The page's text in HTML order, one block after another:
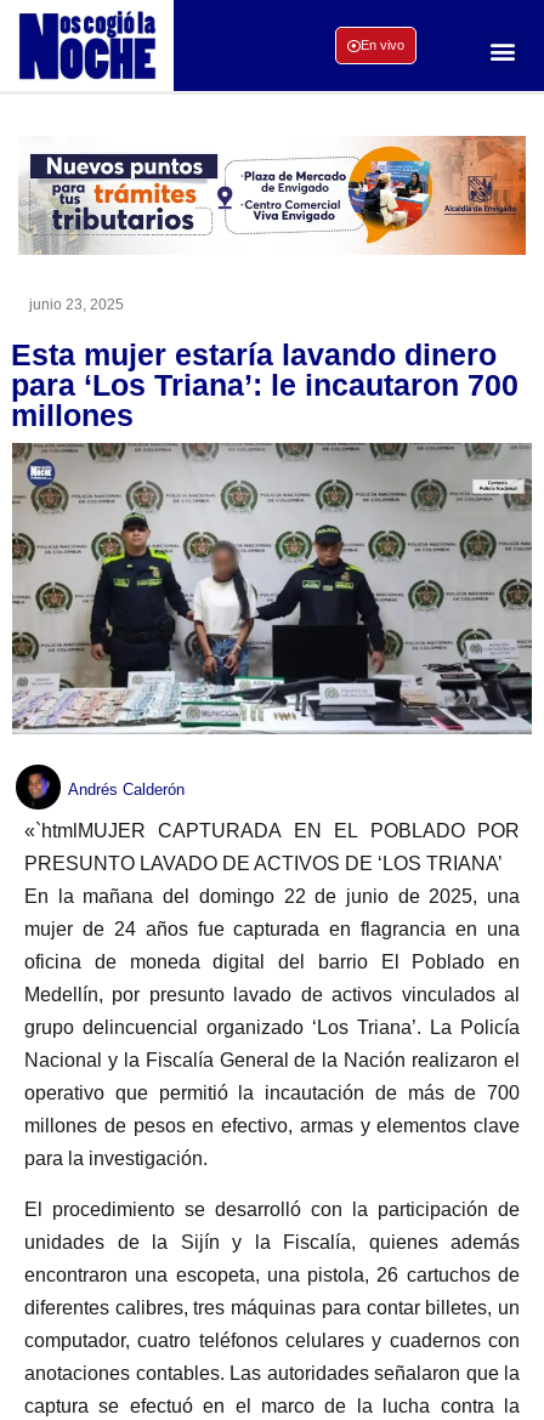
En vivo
junio 23, 2025
Esta mujer estaría lavando dinero
para ‘Los Triana’: le incautaron 700
millones
Andrés Calderón
«`htmlMUJER CAPTURADA EN EL POBLADO POR
PRESUNTO LAVADO DE ACTIVOS DE ‘LOS TRIANA’
En la mañana del domingo 22 de junio de 2025, una
mujer de 24 años fue capturada en flagrancia en una
oficina de moneda digital del barrio El Poblado en
Medellín, por presunto lavado de activos vinculados al
grupo delincuencial organizado ‘Los Triana’. La Policía
Nacional y la Fiscalía General de la Nación realizaron el
operativo que permitió la incautación de más de 700
millones de pesos en efectivo, armas y elementos clave
para la investigación.
El procedimiento se desarrolló con la participación de
unidades de la Sijín y la Fiscalía, quienes además
encontraron una escopeta, una pistola, 26 cartuchos de
diferentes calibres, tres máquinas para contar billetes, un
computador, cuatro teléfonos celulares y cuadernos con
anotaciones contables. Las autoridades señalaron que la
captura se efectuó en el marco de la lucha contra la